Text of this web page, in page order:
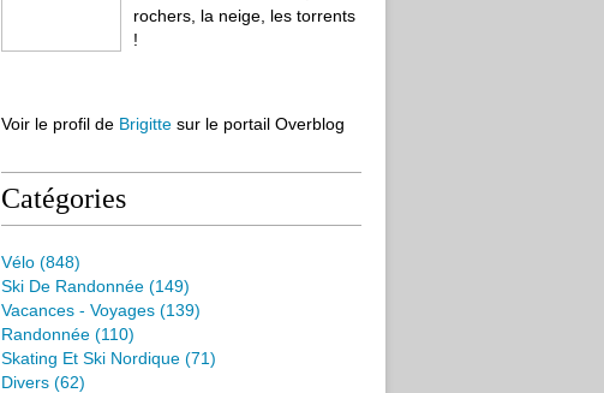
rochers, la neige, les torrents
!
Voir le profil de Brigitte sur le portail Overblog
Catégories
Vélo (848)
Ski De Randonnée (149)
Vacances - Voyages (139)
Randonnée (110)
Skating Et Ski Nordique (71)
Divers (62)